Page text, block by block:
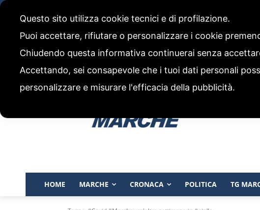
CODICE ETICO E POLITICA EDITORIALE
HOME MARCHE CRONACA POLITICA TG
Questo sito utilizza cookie tecnici e di profilazione.
Puoi accettare, rifiutare o personalizzare i cookie
Chiudendo questa informativa continuerai senza
Accettando, sei consapevole che i tuoi dati personali
personalizzare e misurare l'efficacia della pubblicità.